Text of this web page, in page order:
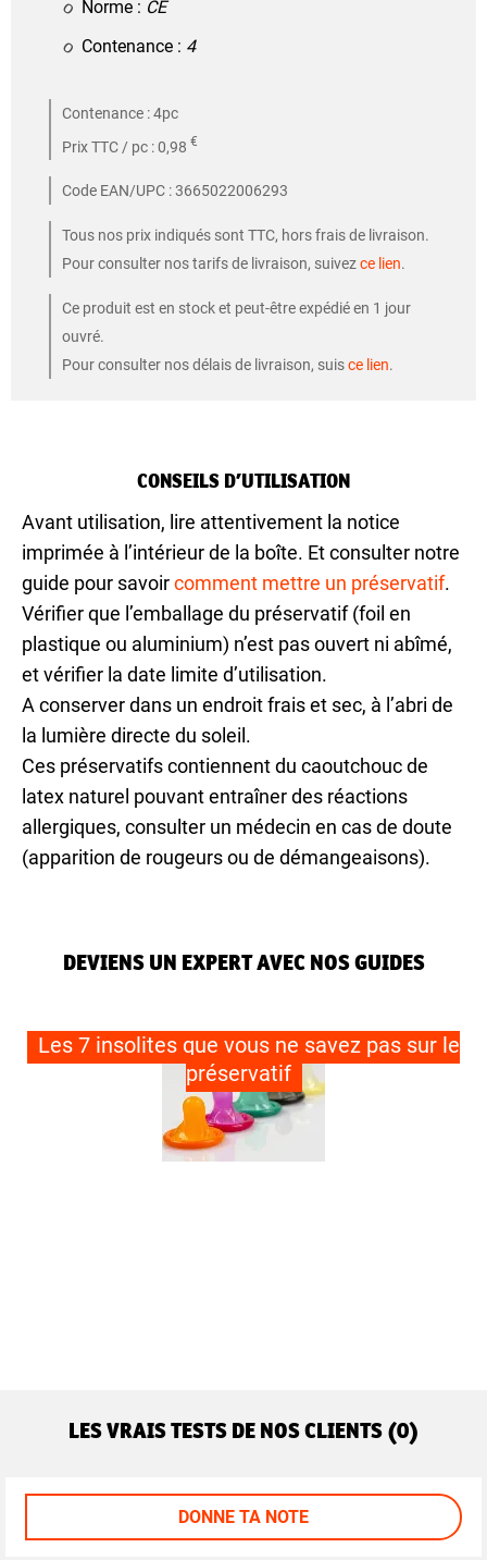
Norme : CE
Contenance : 4
Contenance : 4pc
Prix TTC / pc : 0,98 €
Code EAN/UPC : 3665022006293
Tous nos prix indiqués sont TTC, hors frais de livraison.
Pour consulter nos tarifs de livraison, suivezce lien.
Ce produit est en stock et peut-être expédié en 1 jour
ouvré.
Pour consulter nos délais de livraison, suisce lien.
CONSEILS D’UTILISATION
Avant utilisation, lire attentivement la notice
imprimée à l’intérieur de la boîte. Et consulter notre
guide pour savoircomment mettre un préservatif.
Vérifier que l’emballage du préservatif (foil en
plastique ou aluminium) n’est pas ouvert ni abîmé,
et vérifier la date limite d’utilisation.
A conserver dans un endroit frais et sec, à l’abri de
la lumière directe du soleil.
Ces préservatifs contiennent du caoutchouc de
latex naturel pouvant entraîner des réactions
allergiques, consulter un médecin en cas de doute
(apparition de rougeurs ou de démangeaisons).
DEVIENS UN EXPERT AVEC NOS GUIDES
Les 7 insolites que vous ne savez pas sur le
préservatif
LES VRAIS TESTS DE NOS CLIENTS (0)
DONNE TA NOTE